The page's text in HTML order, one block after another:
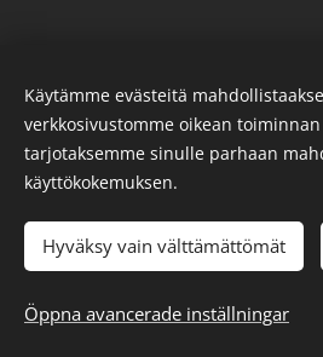
DONJOY KNEE BRACES BY
Käytämme evästeitä
verkkosivustomme oikean
tarjotaksemme sinulle parhaan
käyttökokemuksen.
Hyväksy vain välttämättömät
Öppna avancerade inställningar